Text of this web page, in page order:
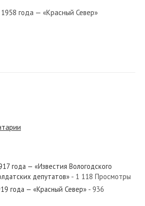
года — «Красный Север»
года — «Красный Север»
года — «Известия Вологодского
депутатов» - 1 118 Просмотры
года — «Красный Север» - 936